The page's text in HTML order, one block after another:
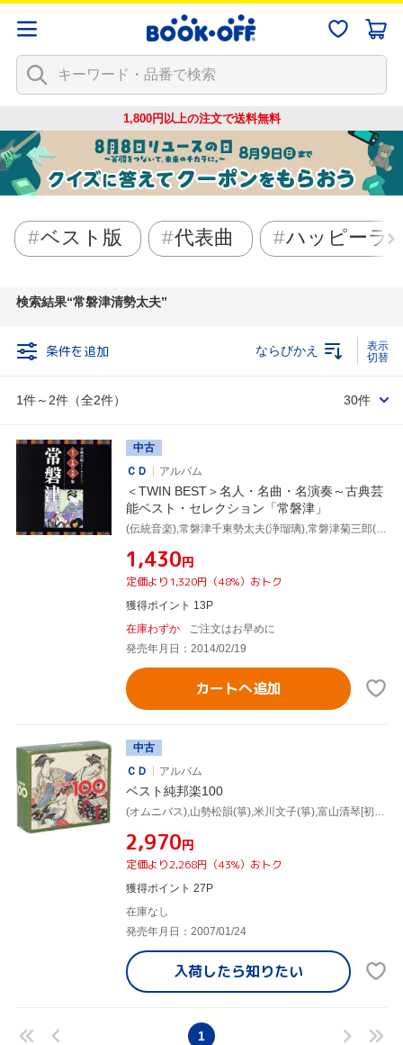
1,800円以上の注文で送料無料
ベスト版 代表曲 ハッピーラ
検索結果 常磐津清勢太夫
条件を追加
1件～2件（全2件）
ならびかえ
30件
中古
ＣＤ
アルバム
＜TWIN BEST＞名人・名曲・名演奏～古典芸
能ベスト・セレクション「常磐津」
(伝統音楽),常磐津千東勢太夫(浄瑠璃),常磐津菊三郎(三味線),常磐津千勢太夫(浄瑠璃),常磐津千代太夫(浄瑠璃),常磐津三東勢太夫(浄瑠璃),常磐津清勢太夫(浄瑠璃),岸沢式佐[十世](三味線)
¥1,430円
定価より1,320円（48%）おトク
獲得ポイント 13P
在庫わずか
ご注文はお早めに
発売年月日：2014/02/19
カートへ追加
中古
ＣＤ
アルバム
ベスト純邦楽100
¥2,970円
定価より2,268円（43%）おトク
獲得ポイント 27P
在庫なし
発売年月日：2007/01/24
入荷したら知りたい
1